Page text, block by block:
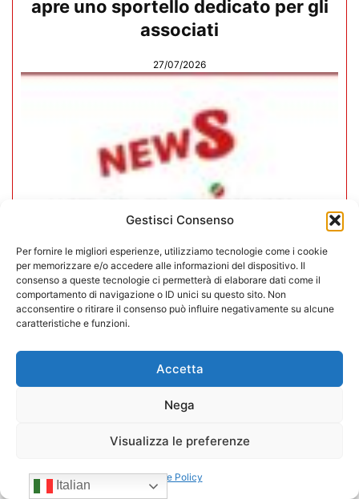
Gestisci Consenso
Per fornire le migliori esperienze, utilizziamo tecnologie come i cookie
per memorizzare e/o accedere alle informazioni del dispositivo. Il
consenso a queste tecnologie ci permetterà di elaborare dati come il
comportamento di navigazione o ID unici su questo sito. Non
acconsentire o ritirare il consenso può influire negativamente su alcune
caratteristiche e funzioni.
Accetta
Nega
Visualizza le preferenze
Cookie Policy
apre uno sportello dedicato per gli
associati
27/07/2026
In CONFIDA l’ingresso di 4 nuovi
associati
22/07/2026
Italian